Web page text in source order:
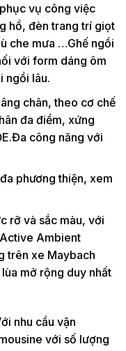
vụ công việc
hồ, đèn trang trí giọt
che mưa …Ghế ngồi
với form dáng ôm
ngồi lâu.
chân, theo cơ chế
đa điểm, xứng
công năng với
phương thiện, xem
rỡ và sắc màu, với
Ambient
trên xe Maybach
mở rộng duy nhất
nhu cầu vận
với số lượng